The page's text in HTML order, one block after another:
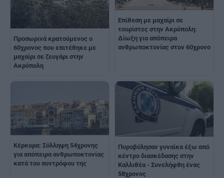
Προσωρινά κρατούμενος ο
60χρονος που επιτέθηκε με
μαχαίρι σε ζευγάρι στην
Ακρόπολη
Επίθεση με μαχαίρι σε
τουρίστες στην Ακρόπολη:
Δίωξη για απόπειρα
ανθρωποκτονίας στον 60χρονο
Κέρκυρα: Σύλληψη 54χρονης
για απόπειρα ανθρωποκτονίας
κατά του συντρόφου της
Πυροβόλησαν γυναίκα έξω από
κέντρο διασκέδασης στην
Καλλιθέα - Συνελήφθη ένας
58χρονος